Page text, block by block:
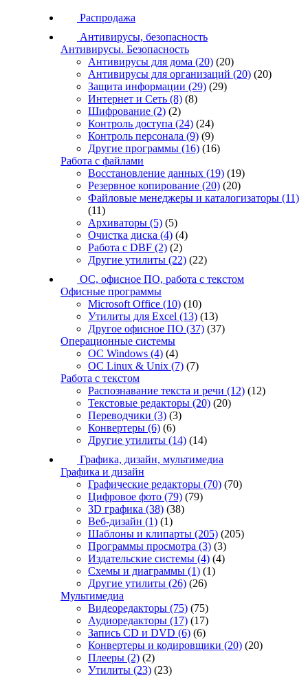
Распродажа
Антивирусы, безопасность
Антивирусы. Безопасность
Антивирусы для дома (20) (20)
Антивирусы для организаций (20) (20)
Защита информации (29) (29)
Интернет и Сеть (8) (8)
Шифрование (2) (2)
Контроль доступа (24) (24)
Контроль персонала (9) (9)
Другие программы (16) (16)
Работа с файлами
Восстановление данных (19) (19)
Резервное копирование (20) (20)
Файловые менеджеры и каталогизаторы (11)
(11)
Архиваторы (5) (5)
Очистка диска (4) (4)
Работа с DBF (2) (2)
Другие утилиты (22) (22)
ОС, офисное ПО, работа с текстом
Офисные программы
Microsoft Office (10) (10)
Утилиты для Excel (13) (13)
Другое офисное ПО (37) (37)
Операционные системы
ОС Windows (4) (4)
ОС Linux & Unix (7) (7)
Работа с текстом
Распознавание текста и речи (12) (12)
Текстовые редакторы (20) (20)
Переводчики (3) (3)
Конвертеры (6) (6)
Другие утилиты (14) (14)
Графика, дизайн, мультимедиа
Графика и дизайн
Графические редакторы (70) (70)
Цифровое фото (79) (79)
3D графика (38) (38)
Веб-дизайн (1) (1)
Шаблоны и клипарты (205) (205)
Программы просмотра (3) (3)
Издательские системы (4) (4)
Схемы и диаграммы (1) (1)
Другие утилиты (26) (26)
Мультимедиа
Видеоредакторы (75) (75)
Аудиоредакторы (17) (17)
Запись CD и DVD (6) (6)
Конвертеры и кодировщики (20) (20)
Плееры (2) (2)
Утилиты (23) (23)